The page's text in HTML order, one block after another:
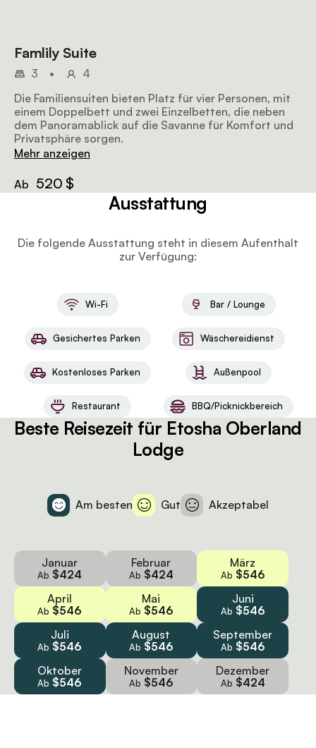
Famlily Suite
3 •
4
Die Familiensuiten bieten Platz für vier Personen, mit
einem Doppelbett und zwei Einzelbetten, die neben
dem Panoramablick auf die Savanne für Komfort und
Privatsphäre sorgen.
Mehr anzeigen
Ab 520 $
Ausstattung
Die folgende Ausstattung steht in diesem Aufenthalt
zur Verfügung:
Wi-Fi Bar / Lounge
Gesichertes Parken Wäschereidienst
Kostenloses Parken Außenpool
Restaurant BBQ/Picknickbereich
Beste Reisezeit für Etosha Oberland
Lodge
Am besten Gut Akzeptabel
Januar
Ab $424
Februar
Ab $424
März
Ab $546
April
Ab $546
Mai
Ab $546
Juni
Ab $546
Juli
Ab $546
August
Ab $546
September
Ab $546
Oktober
Ab $546
November
Ab $546
Dezember
Ab $424